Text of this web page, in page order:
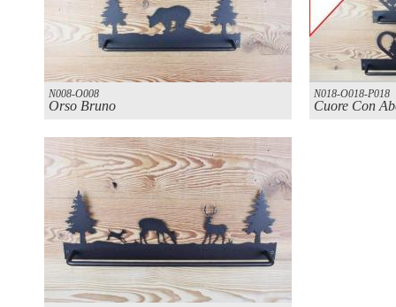
N008-O008
Orso Bruno
N018-O018-P018
Cuore Con